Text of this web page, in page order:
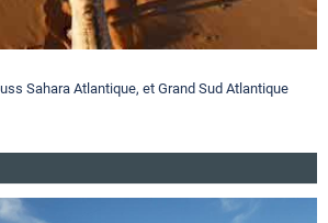
Sahara Atlantique, et Grand Sud Atlantique